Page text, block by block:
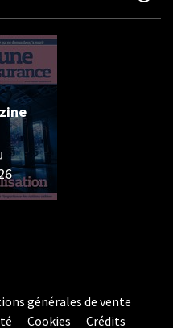
générales de vente
Cookies Crédits